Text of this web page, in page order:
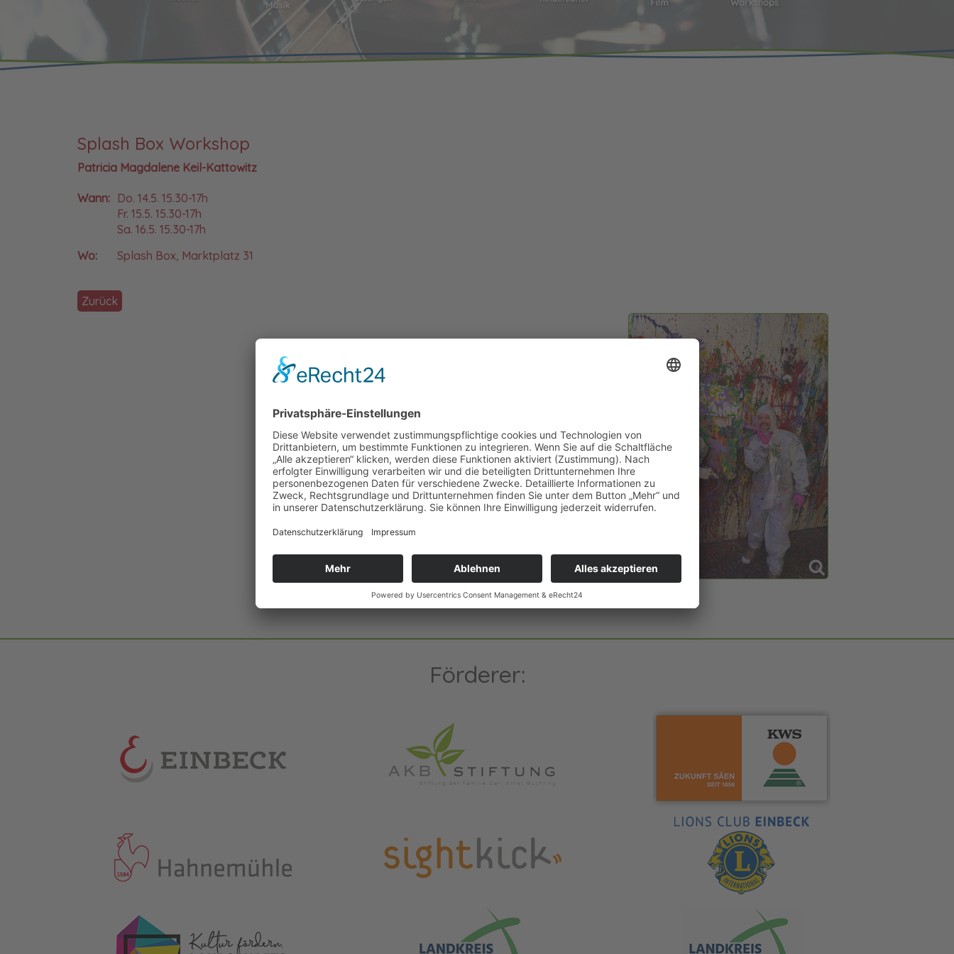
Splash Box Workshop
Patricia Magdalene Keil-Kattowitz
Wann: Do. 14.5. 15.30-17h
Fr. 15.5. 15.30-17h
Sa. 16.5. 15.30-17h
Wo:
Splash Box, Marktplatz 31
Zurück
Förderer: